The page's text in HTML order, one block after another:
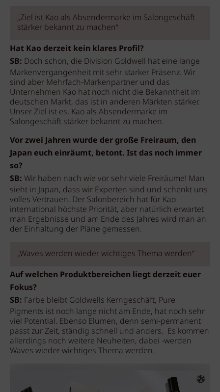
„Ziel ist Kao als Absendermarke im Salongeschäft
stärker bekannt zu machen“
Hat Kao derzeit kein klares Profil?
SB: Doch schon, die Division Goldwell hat eine lange
Markenvergangenheit mit sehr starker Präsenz. Wir
sind aber Mehrfach-Markenpartner und das
Unternehmen Kao hat noch nicht die Bekanntheit im
deutschen Markt, das ist in anderen Märkten stärker.
Unser Ziel ist es, Kao als Absendermarke im
Salongeschäft stärker bekannt zu machen.
Vor zwei Jahren wurde der große Freiraum, den
Japan euch einräumt, betont. Ist das noch immer
so?
SB: Wir haben nach wie vor sehr viele Freiräume! Man
sieht in Japan, dass wir Experten sind und schenkt uns
volles Vertrauen. Der Salonbereich hat für Kao
international höchste Priorität, aber natürlich erwartet
man Ergebnisse und am Ende des Jahres wird man an
der Einhaltung der Pläne gemessen.
„Waves werden wieder wichtiges Thema werden“
Auf welchen Produktbereichen liegt derzeit euer
Fokus?
SB: Farbe bleibt Goldwells Kerngeschäft, Pure
Pigments ist noch lange nicht am Ende, hat noch sehr
viel Potential. Ebenso Elumen, denn semi-permanent
passt zur Zeit, ständig schnell und anders. Es kommen
allerdings noch weitere Neuheiten, dabei -werden
Waves wieder wichtiges Thema werden.